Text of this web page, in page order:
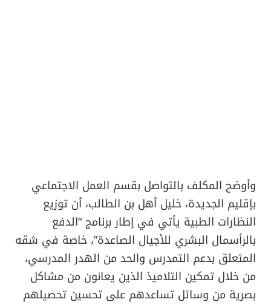
وأوضح المكلف بالتواصل بقسم العمل الاجتماعي
بإقليم الجديدة، خليل أهل بن الطالب، أن توزيع
النظارات الطبية يأتي في إطار برنامج “الدفع
بالرأسمال البشري للأجيال الصاعدة”، خاصة في شقه
المتعلق بدعم التمدرس والحد من الهدر المدرسي،
من خلال تمكين التلاميذ الذين يعانون من مشاكل
بصرية من وسائل تساعدهم على تحسين تحصيلهم